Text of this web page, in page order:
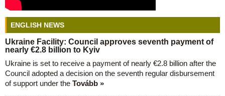
ENGLISH NEWS
Ukraine Facility: Council approves seventh payment of
nearly €2.8 billion to Kyiv
Ukraine is set to receive a payment of nearly €2.8 billion after the
Council adopted a decision on the seventh regular disbursement
of support under the Tovább »